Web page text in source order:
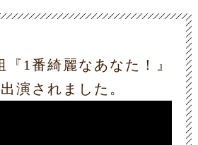
『1番綺麗なあなた！』
演されました。